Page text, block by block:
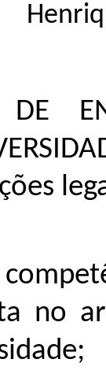
DE
no